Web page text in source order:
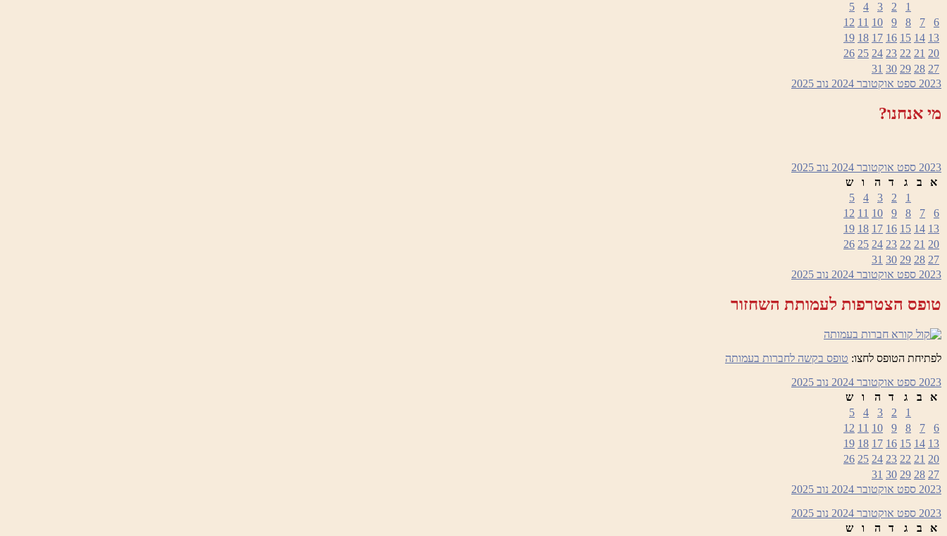
1
2
3
4
5
6
7
8
9
10
11
12
13
14
15
16
17
18
19
20
21
22
23
24
25
26
27
28
29
30
31
2023 ספט אוקטובר 2024 נוב 2025
מי אנחנו?
2023 ספט אוקטובר 2024 נוב 2025
א
ב ג ד ה ו
ש
1
2
3
4
5
6
7
8
9
10
11
12
13
14
15
16
17
18
19
20
21
22
23
24
25
26
27
28
29
30
31
2023 ספט אוקטובר 2024 נוב 2025
טופס הצטרפות לעמותת השחזור
לפתיחת הטופס לחצו: טופס בקשה לחברות בעמותה
2023 ספט אוקטובר 2024 נוב 2025
א
ב ג ד ה ו
ש
1
2
3
4
5
6
7
8
9
10
11
12
13
14
15
16
17
18
19
20
21
22
23
24
25
26
27
28
29
30
31
2023 ספט אוקטובר 2024 נוב 2025
2023 ספט אוקטובר 2024 נוב 2025
א
ב ג ד ה ו
ש